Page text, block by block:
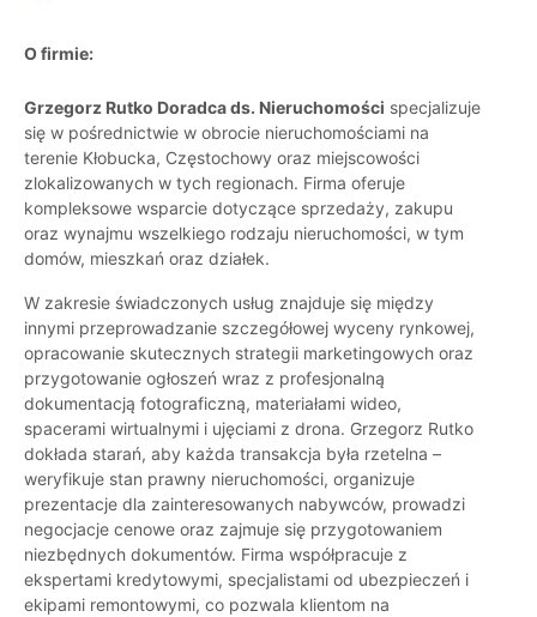
O firmie:
Grzegorz Rutko Doradca ds. Nieruchomości specjalizuje
się w pośrednictwie w obrocie nieruchomościami na
terenie Kłobucka, Częstochowy oraz miejscowości
zlokalizowanych w tych regionach. Firma oferuje
kompleksowe wsparcie dotyczące sprzedaży, zakupu
oraz wynajmu wszelkiego rodzaju nieruchomości, w tym
domów, mieszkań oraz działek.
W zakresie świadczonych usług znajduje się między
innymi przeprowadzanie szczegółowej wyceny rynkowej,
opracowanie skutecznych strategii marketingowych oraz
przygotowanie ogłoszeń wraz z profesjonalną
dokumentacją fotograficzną, materiałami wideo,
spacerami wirtualnymi i ujęciami z drona. Grzegorz Rutko
dokłada starań, aby każda transakcja była rzetelna –
weryfikuje stan prawny nieruchomości, organizuje
prezentacje dla zainteresowanych nabywców, prowadzi
negocjacje cenowe oraz zajmuje się przygotowaniem
niezbędnych dokumentów. Firma współpracuje z
ekspertami kredytowymi, specjalistami od ubezpieczeń i
ekipami remontowymi, co pozwala klientom na